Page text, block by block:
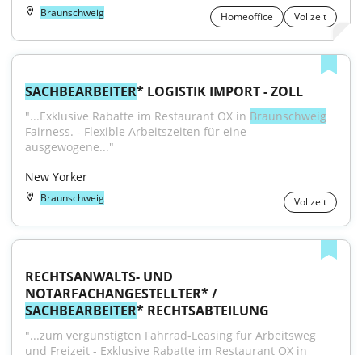
Braunschweig Homeoffice Vollzeit
SACHBEARBEITER* LOGISTIK IMPORT - ZOLL
"...Exklusive Rabatte im Restaurant OX in Braunschweig
Fairness. - Flexible Arbeitszeiten für eine
ausgewogene..."
New Yorker
Braunschweig Vollzeit
RECHTSANWALTS- UND
SACHBEARBEITER* RECHTSABTEILUNG
"...zum vergünstigten Fahrrad-Leasing für Arbeitsweg